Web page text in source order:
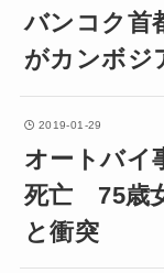
バンコク首
がカンボジ
2019-01-29
オートバイ
死亡 75歳
と衝突